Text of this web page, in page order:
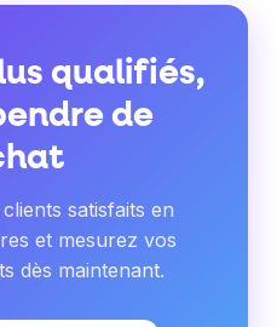
qualifiés,
de
satisfaits en
et mesurez vos
dès maintenant.